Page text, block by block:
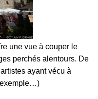
une vue à couper le
perchés alentours. De
ayant vécu à
exemple…)